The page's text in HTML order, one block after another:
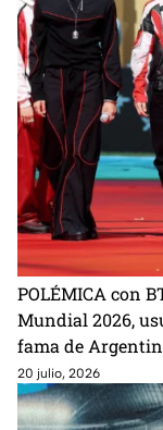
POLÉMICA con
Mundial 2026,
fama de
20 julio, 2026